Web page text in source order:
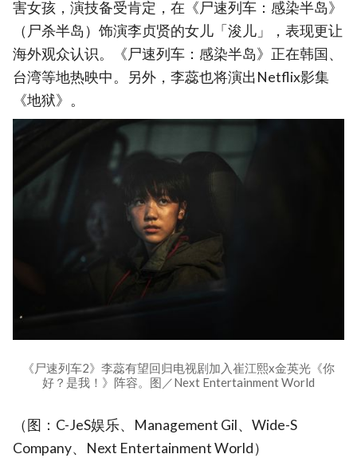
害女孩，演技备受肯定，在《尸速列车：感染半岛》
（尸杀半岛）饰演李贞贤的女儿「浚儿」，表现更让
海外观众认识。《尸速列车：感染半岛》正在韩国、
台湾等地热映中。另外，李蕊也将演出Netflix影集
《地狱》。
《尸速列车2》李蕊有望回归电视剧加入崔江熙x金英光《你
好？是我！》阵容。图／Next Entertainment World
（图：C-JeS娱乐、Management Gil、Wide-S
Company、Next Entertainment World）